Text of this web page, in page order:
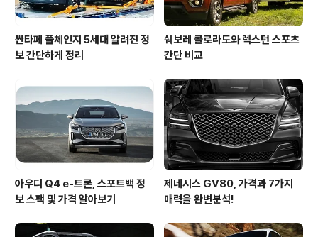
싼타페 풀체인지 5세대 알려진 정
보 간단하게 정리
쉐보레 콜로라도와 렉스턴 스포츠
간단 비교
아우디 Q4 e-트론, 스포트백 정
보 스팩 및 가격 알아보기
제네시스 GV80, 가격과 7가지
매력을 완변분석!